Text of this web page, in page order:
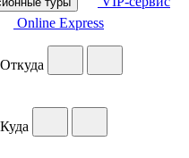
Online Express
Откуда
Куда